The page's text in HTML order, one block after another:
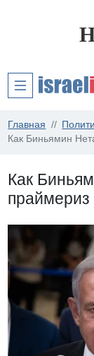
Главная
Как Биньямин
Как
праймериз